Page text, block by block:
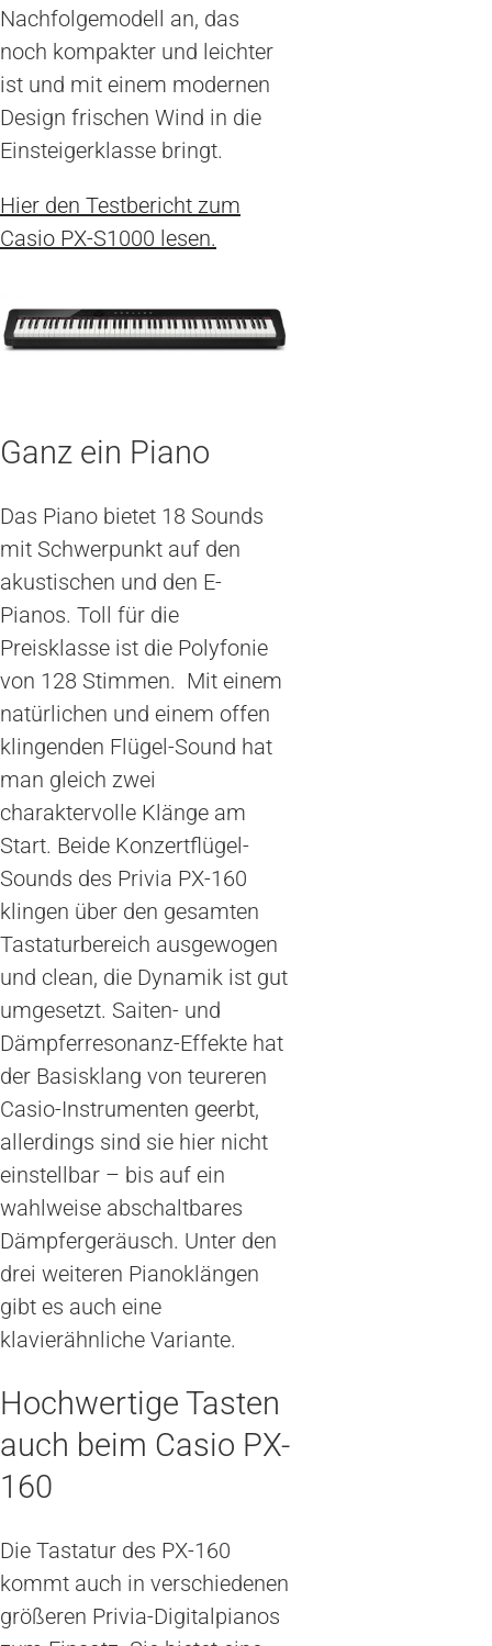
Nachfolgemodell an, das
noch kompakter und leichter
ist und mit einem modernen
Design frischen Wind in die
Einsteigerklasse bringt.
Hier den Testbericht zum
Casio PX-S1000 lesen.
Ganz ein Piano
Das Piano bietet 18 Sounds
mit Schwerpunkt auf den
akustischen und den E-
Pianos. Toll für die
Preisklasse ist die Polyfonie
von 128 Stimmen. Mit einem
natürlichen und einem offen
klingenden Flügel-Sound hat
man gleich zwei
charaktervolle Klänge am
Start. Beide Konzertflügel-
Sounds des Privia PX-160
klingen über den gesamten
Tastaturbereich ausgewogen
und clean, die Dynamik ist gut
umgesetzt. Saiten- und
Dämpferresonanz-Effekte hat
der Basisklang von teureren
Casio-Instrumenten geerbt,
allerdings sind sie hier nicht
einstellbar – bis auf ein
wahlweise abschaltbares
Dämpfergeräusch. Unter den
drei weiteren Pianoklängen
gibt es auch eine
klavierähnliche Variante.
Hochwertige Tasten
auch beim Casio PX-
160
Die Tastatur des PX-160
kommt auch in verschiedenen
größeren Privia-Digitalpianos